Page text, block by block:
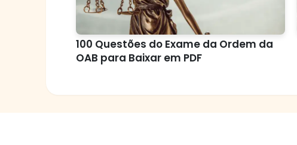
100 Questões do Exame da Ordem da
OAB para Baixar em PDF